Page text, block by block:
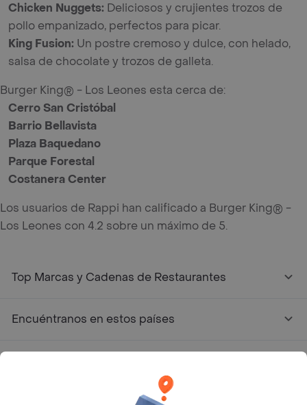
Chicken Nuggets: Deliciosos y crujientes trozos de
pollo empanizado, perfectos para picar.
King Fusion: Un postre cremoso y dulce, con helado,
salsa de chocolate y trozos de galleta.
Burger King® - Los Leones esta cerca de:
Cerro San Cristóbal
Barrio Bellavista
Plaza Baquedano
Parque Forestal
Costanera Center
Los usuarios de Rappi han calificado a Burger King® -
Los Leones con 4.2 sobre un máximo de 5.
Top Marcas y Cadenas de Restaurantes
Encuéntranos en estos países